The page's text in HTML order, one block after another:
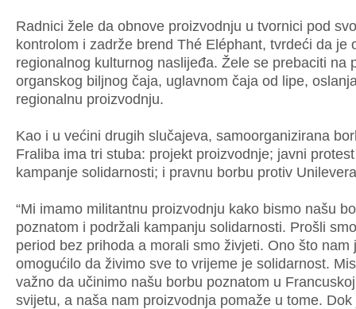
Radnici žele da obnove proizvodnju u tvornici pod
kontrolom i zadrže brend Thé Eléphant, tvrdeći da je
regionalnog kulturnog naslijeđa. Žele se prebaciti na
organskog biljnog čaja, uglavnom čaja od lipe,
regionalnu proizvodnju.
Kao i u većini drugih slučajeva, samoorganizirana
Fraliba ima tri stuba: projekt proizvodnje; javni
kampanje solidarnosti; i pravnu borbu protiv
“Mi imamo militantnu proizvodnju kako bismo našu
poznatom i podržali kampanju solidarnosti. Prošli
period bez prihoda a morali smo živjeti. Ono što nam
omogućilo da živimo sve to vrijeme je solidarnost.
važno da učinimo našu borbu poznatom u
svijetu, a naša nam proizvodnja pomaže u tome. Dok